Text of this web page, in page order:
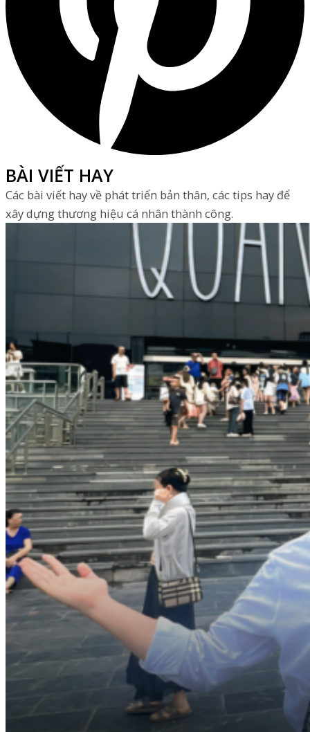
BÀI VIẾT HAY
Các bài viết hay về phát triển bản thân, các tips hay để
xây dựng thương hiệu cá nhân thành công.